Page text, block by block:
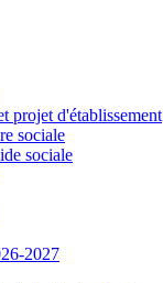
projet d'établissement
sociale
sociale
2027